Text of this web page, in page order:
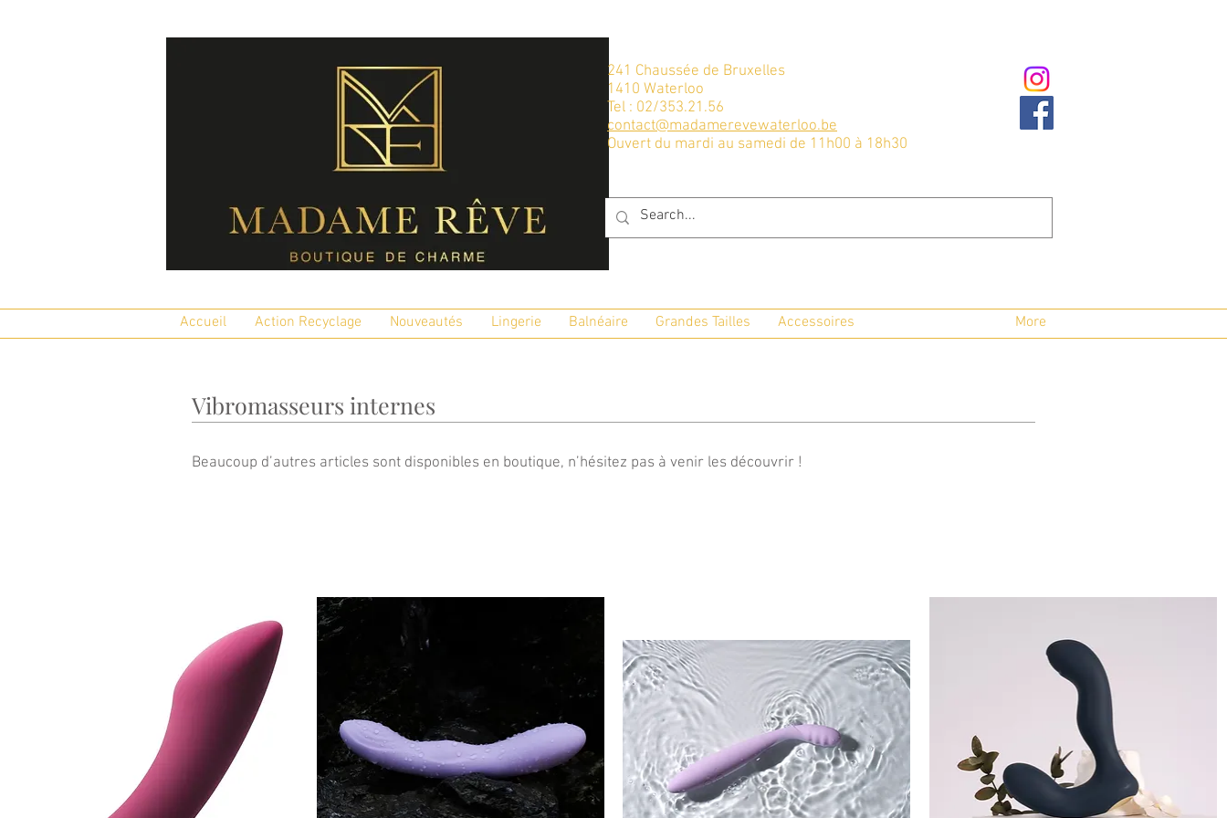
241 Chaussée de Bruxelles
1410 Waterloo
Tel : 02/353.21.56
contact@madamerevewaterloo.be
Ouvert du mardi au samedi de 11h00 à 18h30
Accueil Action Recyclage Nouveautés Lingerie Balnéaire Grandes Tailles Accessoires More
Vibromasseurs internes
Beaucoup d’autres articles sont disponibles en boutique, n’hésitez pas à venir les découvrir !